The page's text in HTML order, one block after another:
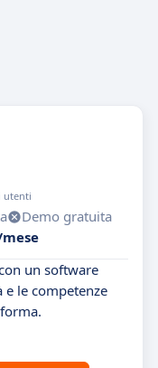
utenti
Demo gratuita
un software
e le competenze